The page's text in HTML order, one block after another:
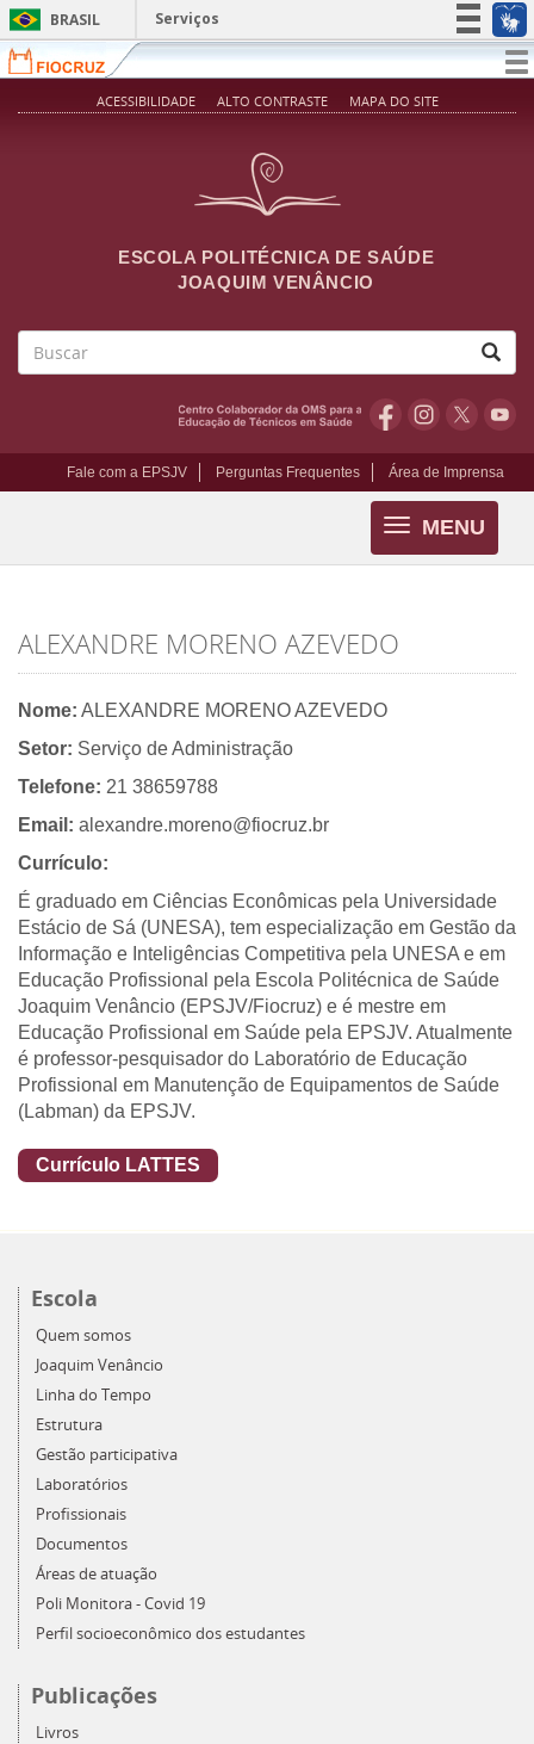
Pular para o conteúdo principal
BRASIL
Serviços
Simplifique!
Participe
ACESSIBILIDADE ALTO CONTRASTE MAPA DO SITE
ESCOLA POLITÉCNICA DE SAÚDE
JOAQUIM VENÂNCIO
Fale com a EPSJV Perguntas Frequentes Área de Imprensa
MENU
Toggle
navigation
ALEXANDRE MORENO AZEVEDO
Nome: ALEXANDRE MORENO AZEVEDO
Setor: Serviço de Administração
Telefone: 21 38659788
Email: alexandre.moreno@fiocruz.br
Currículo:
É graduado em Ciências Econômicas pela Universidade
Estácio de Sá (UNESA), tem especialização em Gestão da
Informação e Inteligências Competitiva pela UNESA e em
Educação Profissional pela Escola Politécnica de Saúde
Joaquim Venâncio (EPSJV/Fiocruz) e é mestre em
Educação Profissional em Saúde pela EPSJV. Atualmente
é professor-pesquisador do Laboratório de Educação
Profissional em Manutenção de Equipamentos de Saúde
(Labman) da EPSJV.
Currículo LATTES
Escola
Quem somos
Joaquim Venâncio
Linha do Tempo
Estrutura
Gestão participativa
Laboratórios
Profissionais
Documentos
Áreas de atuação
Poli Monitora - Covid 19
Perfil socioeconômico dos estudantes
Publicações
Livros